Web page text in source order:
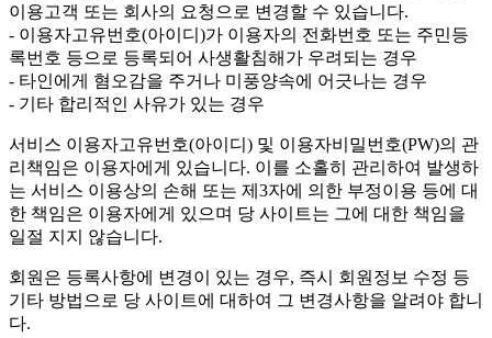
이용고객 또는 회사의 요청으로 변경할 수 있습니다.
- 이용자고유번호(아이디)가 이용자의 전화번호 또는 주민등
록번호 등으로 등록되어 사생활침해가 우려되는 경우
- 타인에게 혐오감을 주거나 미풍양속에 어긋나는 경우
- 기타 합리적인 사유가 있는 경우
서비스 이용자고유번호(아이디) 및 이용자비밀번호(PW)의 관
리책임은 이용자에게 있습니다. 이를 소홀히 관리하여 발생하
는 서비스 이용상의 손해 또는 제3자에 의한 부정이용 등에 대
한 책임은 이용자에게 있으며 당 사이트는 그에 대한 책임을
일절 지지 않습니다.
회원은 등록사항에 변경이 있는 경우, 즉시 회원정보 수정 등
기타 방법으로 당 사이트에 대하여 그 변경사항을 알려야 합니
다.